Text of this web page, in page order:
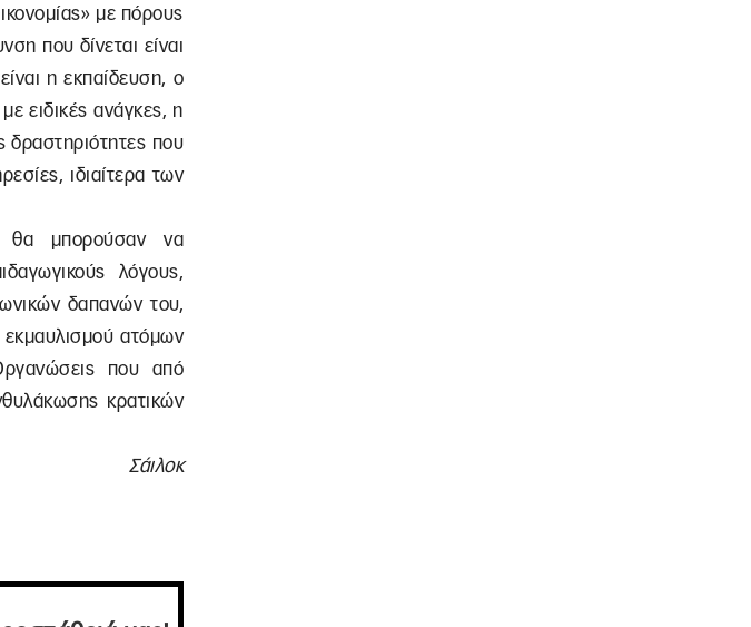
με πόρους
που δίνεται είναι
η εκπαίδευση, ο
ειδικές ανάγκες, η
δραστηριότητες που
ιδιαίτερα των
θα μπορούσαν να
λόγους,
δαπανών του,
ατόμων
που από
κρατικών
Σάιλοκ